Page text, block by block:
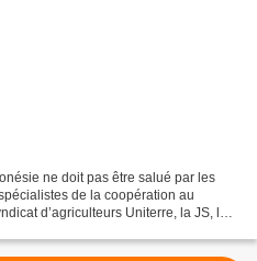
ne doit pas être salué par les
de la coopération au
d’agriculteurs Uniterre, la JS, les